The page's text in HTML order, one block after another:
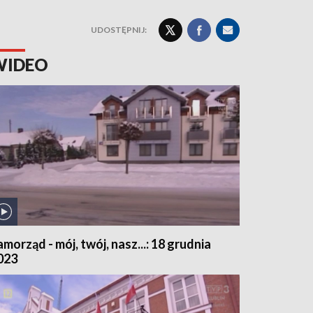
UDOSTĘPNIJ:
- mój, twój, nasz...: 18 grudnia